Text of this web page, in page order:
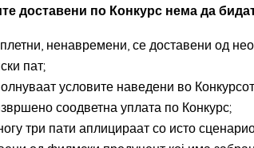
доставени по Конкурс нема да
ненавремени, се доставени од
пат;
условите наведени во
соодветна уплата по Конкурс;
три пати аплицираат со исто